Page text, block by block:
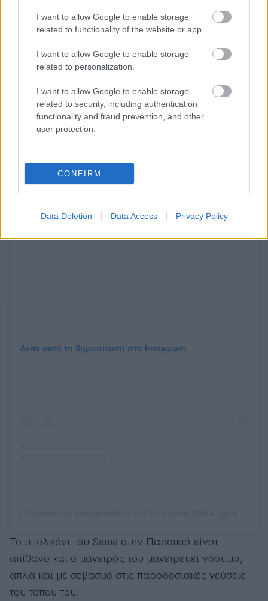
I want to allow Google to enable storage
related to functionality of the website or app.
I want to allow Google to enable storage
related to personalization.
I want to allow Google to enable storage
related to security, including authentication
functionality and fraud prevention, and other
user protection.
CONFIRM
Data Deletion Data Access Privacy Policy
που δεν τη πιάνει το μάτι σου, κάνεις μια βουτιά
και μετά τρως δύο μακαρονάδες υψηλού επιπέδου:
μία α λα βονγκολέ και μία με μπαρμπουνάκι.
μακαρονάδα με γεύση θάλασσας.
Σταθμός 5: Sama – 19:00
Δείτε αυτή τη δημοσίευση στο Instagram.
Το μπαλκόνι του Sama στην Παροικιά είναι
απίθανο και ο μάγειράς του μαγειρεύει νόστιμα,
απλά και με σεβασμό στις παραδοσιακές γεύσεις
του τόπου του.